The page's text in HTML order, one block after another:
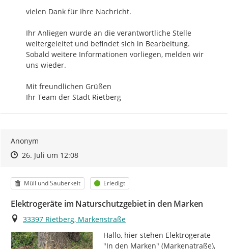
vielen Dank für Ihre Nachricht.
Ihr Anliegen wurde an die verantwortliche Stelle
weitergeleitet und befindet sich in Bearbeitung.
Sobald weitere Informationen vorliegen, melden wir
uns wieder.
Mit freundlichen Grüßen
Ihr Team der Stadt Rietberg
Anonym
Zeitpunkt des Erstellens
Zeitpunkt des Erstellens
26. Juli um 12:08Zur Äußerung
Kategorie
Müll und Sauberkeit Status
Erledigt
Elektrogeräte im Naturschutzgebiet in den Marken
Ort
33397 Rietberg, Markenstraße
Hallo, hier stehen Elektrogeräte
"In den Marken" (Markenatraße),